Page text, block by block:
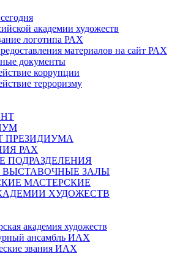
академии художеств
логотипа РАХ
материалов на сайт РАХ
документы
коррупции
терроризму
ПРЕЗИДИУМА
РАХ
ПОДРАЗДЕЛЕНИЯ
ВЫСТАВОЧНЫЕ ЗАЛЫ
МАСТЕРСКИЕ
ХУДОЖЕСТВ
академия художеств
ансамбль ИАХ
звания ИАХ